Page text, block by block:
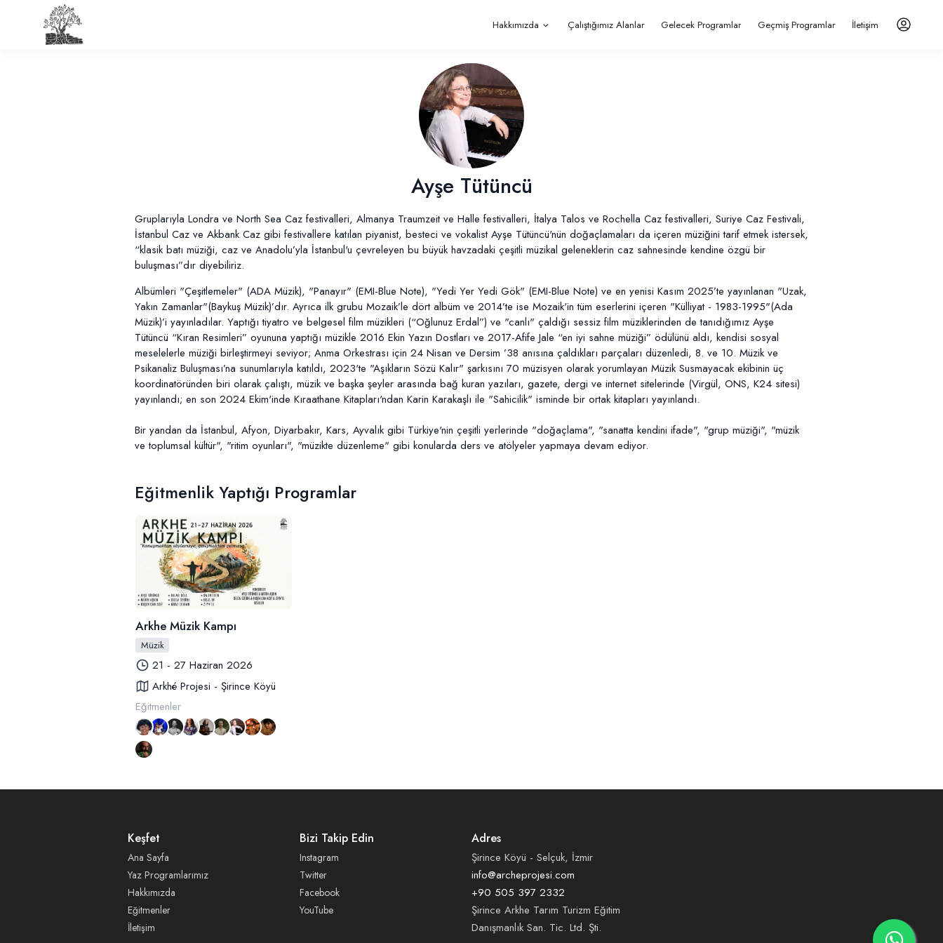
Hakkımızda Çalıştığımız Alanlar Gelecek Programlar Geçmiş Programlar İletişim
Ayşe Tütüncü
Gruplarıyla Londra ve North Sea Caz festivalleri, Almanya Traumzeit ve Halle festivalleri, İtalya Talos ve Rochella Caz festivalleri, Suriye Caz Festivali,
İstanbul Caz ve Akbank Caz gibi festivallere katılan piyanist, besteci ve vokalist Ayşe Tütüncü'nün doğaçlamaları da içeren müziğini tarif etmek istersek,
“klasik batı müziği, caz ve Anadolu’yla İstanbul'u çevreleyen bu büyük havzadaki çeşitli müzikal geleneklerin caz sahnesinde kendine özgü bir
buluşması”dır diyebiliriz.
Albümleri "Çeşitlemeler" (ADA Müzik), "Panayır" (EMI-Blue Note), "Yedi Yer Yedi Gök" (EMI-Blue Note) ve en yenisi Kasım 2025’te yayınlanan "Uzak,
Yakın Zamanlar"(Baykuş Müzik)’dır. Ayrıca ilk grubu Mozaik’le dört albüm ve 2014’te ise Mozaik'in tüm eserlerini içeren "Külliyat - 1983-1995"(Ada
Müzik)’i yayınladılar. Yaptığı tiyatro ve belgesel film müzikleri (“Oğlunuz Erdal”) ve "canlı" çaldığı sessiz film müziklerinden de tanıdığımız Ayşe
Tütüncü “Kıran Resimleri” oyununa yaptığı müzikle 2016 Ekin Yazın Dostları ve 2017-Afife Jale “en iyi sahne müziği” ödülünü aldı, kendisi sosyal
meselelerle müziği birleştirmeyi seviyor; Anma Orkestrası için 24 Nisan ve Dersim ’38 anısına çaldıkları parçaları düzenledi, 8. ve 10. Müzik ve
Psikanaliz Buluşması’na sunumlarıyla katıldı, 2023'te "Aşıkların Sözü Kalır" şarkısını 70 müzisyen olarak yorumlayan Müzik Susmayacak ekibinin üç
koordinatöründen biri olarak çalıştı, müzik ve başka şeyler arasında bağ kuran yazıları, gazete, dergi ve internet sitelerinde (Virgül, ONS, K24 sitesi)
yayınlandı; en son 2024 Ekim'inde Kıraathane Kitapları'ndan Karin Karakaşlı ile "Sahicilik" isminde bir ortak kitapları yayınlandı.
Bir yandan da İstanbul, Afyon, Diyarbakır, Kars, Ayvalık gibi Türkiye'nin çeşitli yerlerinde "doğaçlama", "sanatta kendini ifade", "grup müziği", "müzik
ve toplumsal kültür", "ritim oyunları", "müzikte düzenleme" gibi konularda ders ve atölyeler yapmaya devam ediyor.
Eğitmenlik Yaptığı Programlar
Arkhe Müzik Kampı
Müzik
21 - 27 Haziran 2026
Arkhé Projesi - Şirince Köyü
Eğitmenler
Keşfet
Ana Sayfa
Yaz Programlarımız
Hakkımızda
Eğitmenler
İletişim
Bizi Takip Edin
Instagram
Twitter
Facebook
YouTube
Adres
Şirince Köyü - Selçuk, İzmir
info@archeprojesi.com
+90 505 397 2332
Şirince Arkhe Tarım Turizm Eğitim
Danışmanlık San. Tic. Ltd. Şti.